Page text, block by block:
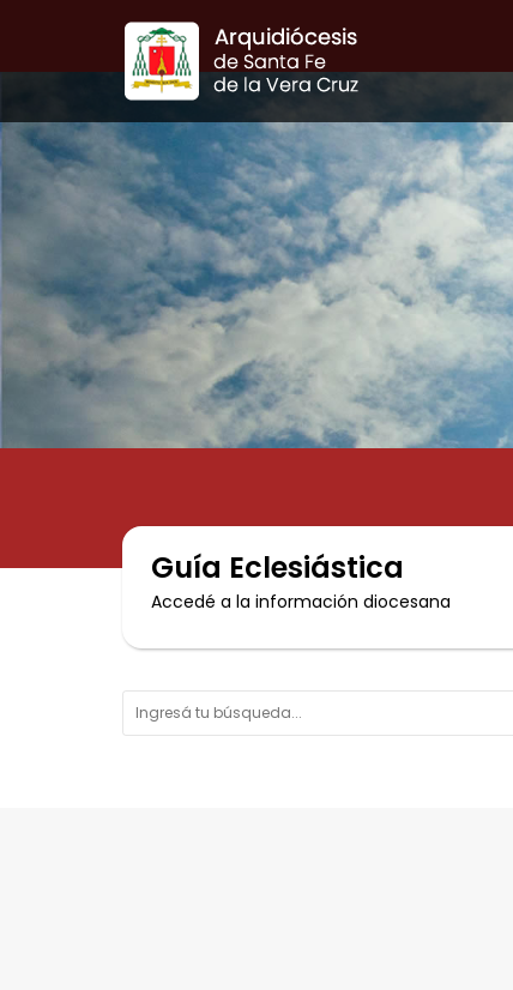
Guía Eclesiástica
Accedé a la información diocesana